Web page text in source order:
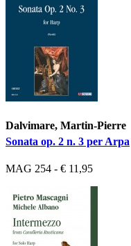
Dalvimare, Martin-Pierre
Sonata op. 2 n. 3 per Arpa
MAG 254 - € 11,95